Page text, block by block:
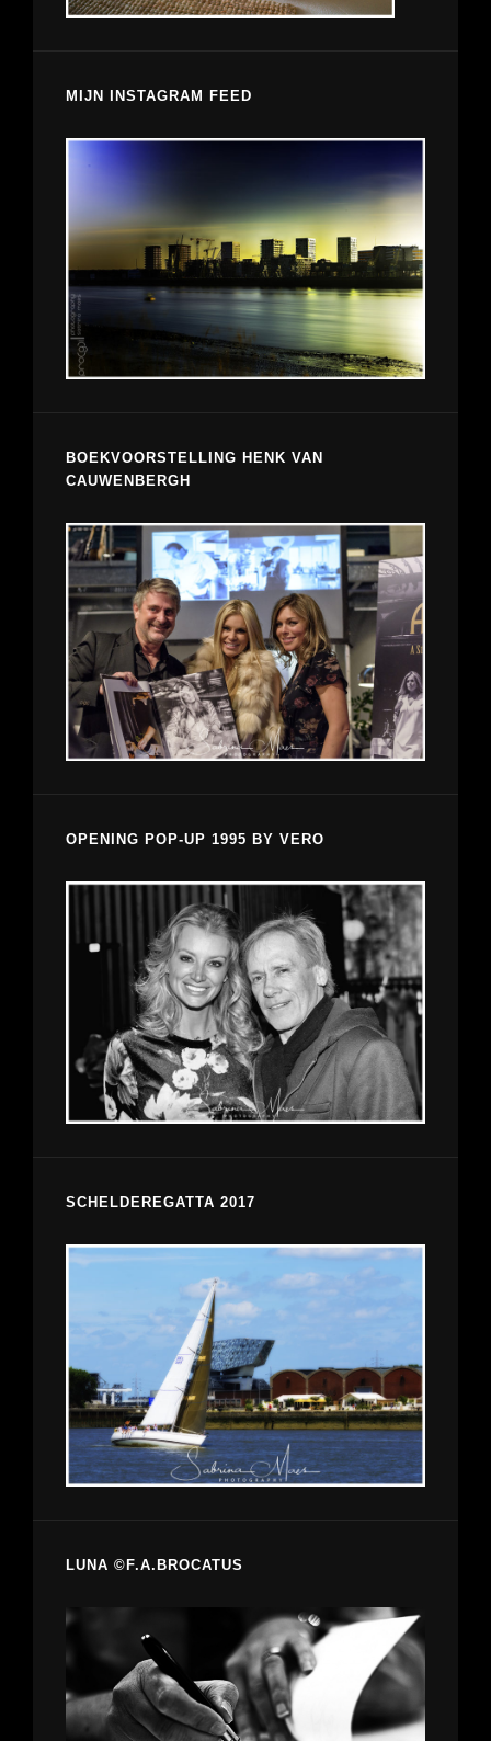
MIJN INSTAGRAM FEED
BOEKVOORSTELLING HENK VAN
CAUWENBERGH
OPENING POP-UP 1995 BY VERO
SCHELDEREGATTA 2017
LUNA ©F.A.BROCATUS